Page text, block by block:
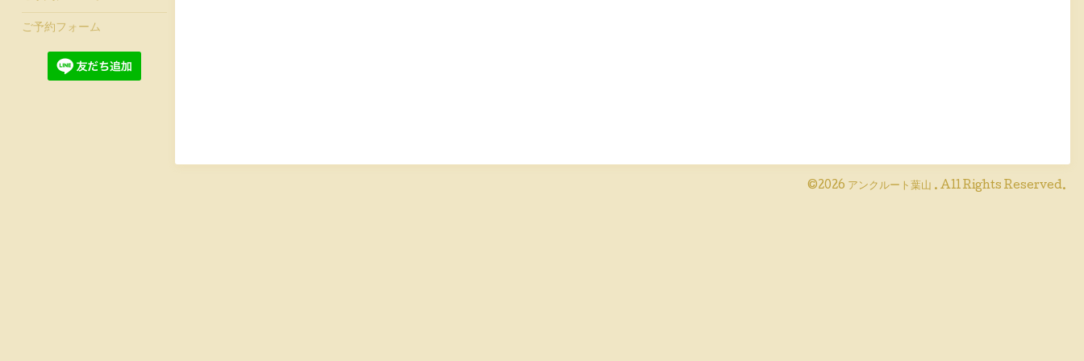
©2026 アンクルート葉山 . All Rights Reserved.
ご予約フォーム